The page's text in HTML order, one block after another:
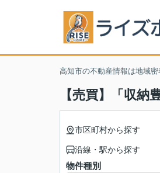
高知市の不動産情報は地域
【売買】「収納
市区町村から探す
沿線・駅から探す
物件種別